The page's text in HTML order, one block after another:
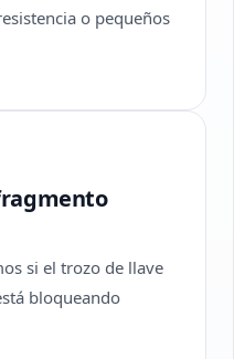
o pequeños
si el trozo de llave
bloqueando